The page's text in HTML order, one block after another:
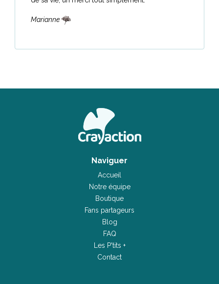
Marianne
Naviguer
Accueil
Notre équipe
Boutique
Fans partageurs
Blog
FAQ
Les P'tits +
Contact